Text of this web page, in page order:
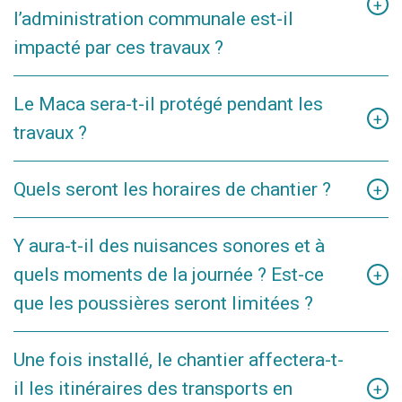
Installation de totems d'affichage
l’administration communale est-il
impacté par ces travaux ?
+
resteront accessibles pendant toute la durée des travaux.
Le Maca sera-t-il protégé pendant les
travaux ?
+
son promontoire pendant les travaux et c’est dans les
locaux de VisitWavre qu’il trouvera refuge temporairement.
Il reste donc accessible si vous souhaitez aller lui caresser
le derrière ?.
Quels seront les horaires de chantier ? +
Y aura-t-il des nuisances sonores et à
quels moments de la journée ? Est-ce
que les poussières seront limitées ?
+
sont inévitables.
Une fois installé, le chantier affectera-t-
il les itinéraires des transports en
+